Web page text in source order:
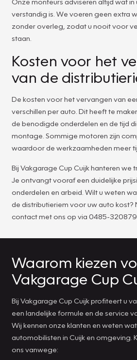
verstandig is. We voeren geen extra
zonder overleg, zodat u nooit voor
staan.
Kosten voor het
van de
De kosten voor het vervangen van
verschillen per auto. Dit heeft te
de benodigde onderdelen en de tijd
montage. Sommige motoren zijn
waardoor de werkzaamheden meer
Bij Vakgarage Cup Cuijk hanteren we
Je ontvangt vooraf een duidelijke
onderdelen en arbeid. Wilt u weten
de distributieriem voor uw auto kost?
contact met ons op via 0485-
Waarom kiezen
Vakgarage Cup
Bij Vakgarage Cup Cuijk profiteert u
een landelijke formule en de service
Wij kennen onze klanten en weten
automobilisten in Cuijk en omgeving.
ons vanwege: